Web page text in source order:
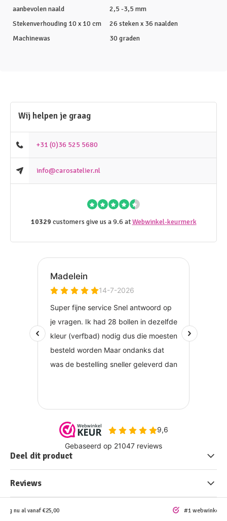
aanbevolen naald
2,5 -3,5 mm
Stekenverhouding 10 x 10 cm
26 steken x 36 naalden
Machinewas
30 graden
Wij helpen je graag
+31 (0)36 525 5680
info@carosatelier.nl
10329 customers give us a 9.6 atWebwinkel-keurmerk
Deel dit product
Reviews
nu al vanaf €25,00 #1 webwinkel